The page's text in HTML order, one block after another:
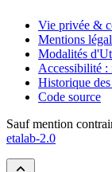
Vie privée &
Mentions
Modalités
Accessibilité :
Historique
Code source
Sauf mention
etalab-2.0